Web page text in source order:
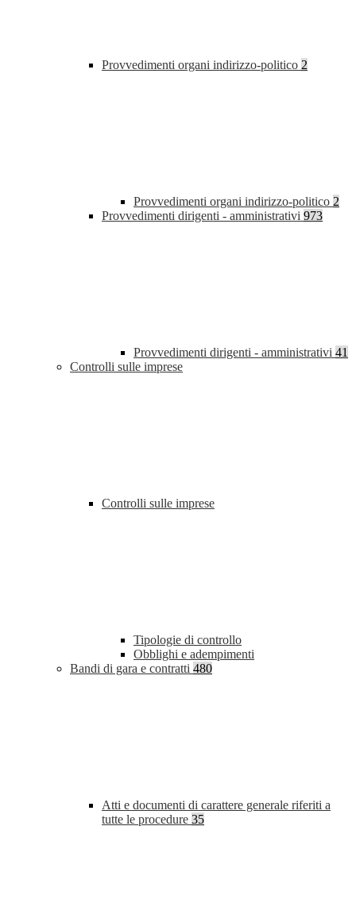
Provvedimenti organi indirizzo-politico 2
Provvedimenti organi indirizzo-politico 2
Provvedimenti dirigenti - amministrativi 973
Provvedimenti dirigenti - amministrativi 41
Controlli sulle imprese
Controlli sulle imprese
Tipologie di controllo
Obblighi e adempimenti
Bandi di gara e contratti 480
Atti e documenti di carattere generale riferiti a
tutte le procedure 35